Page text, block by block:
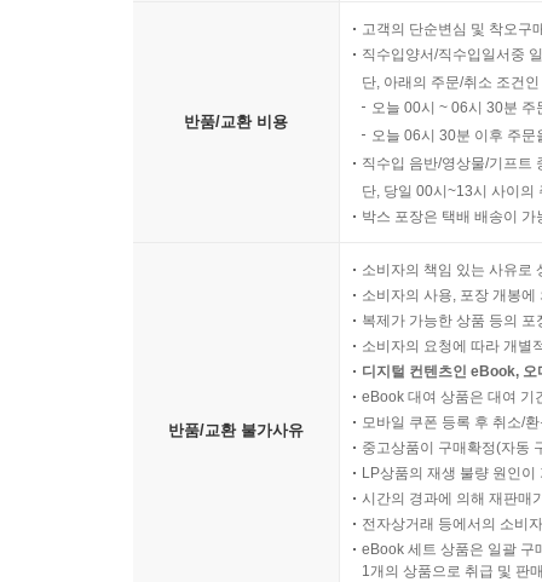
반품/교환 비용
고객의 단순변심 및 착오구
직수입양서/직수입일서중
단, 아래의 주문/취소 조건
오늘 00시 ~ 06시 30분
오늘 06시 30분 이후 주
직수입 음반/영상물/기프트
단, 당일 00시~13시 사이의
박스 포장은 택배 배송이
반품/교환 불가사유
소비자의 책임 있는 사유로
소비자의 사용, 포장 개봉
복제가 가능한 상품 등의
소비자의 요청에 따라 개별
디지털 컨텐츠인 eBook,
eBook 대여 상품은 대여 기
모바일 쿠폰 등록 후 취소/
중고상품이 구매확정(자동
LP상품의 재생 불량 원인
시간의 경과에 의해 재판매
전자상거래 등에서의 소비
eBook 세트 상품은 일괄 구
1개의 상품으로 취급 및 판